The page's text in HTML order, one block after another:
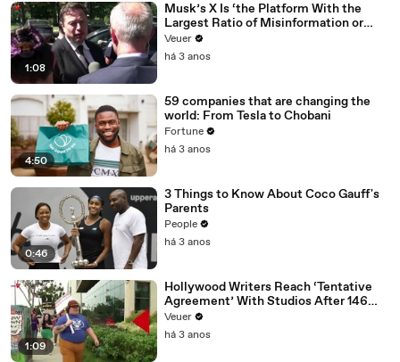
1:08
Musk’s X Is ‘the Platform With the
Largest Ratio of Misinformation or
Disinformation’ Amongst All Social
Media Platforms
Veuer
há 3 anos
4:50
59 companies that are changing the
world: From Tesla to Chobani
Fortune
há 3 anos
0:46
3 Things to Know About Coco Gauff's
Parents
People
há 3 anos
1:09
Hollywood Writers Reach ‘Tentative
Agreement’ With Studios After 146
Day Strike
Veuer
há 3 anos